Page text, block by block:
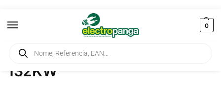
0
Início / Produtos etiquetados com “132KW”
132KW